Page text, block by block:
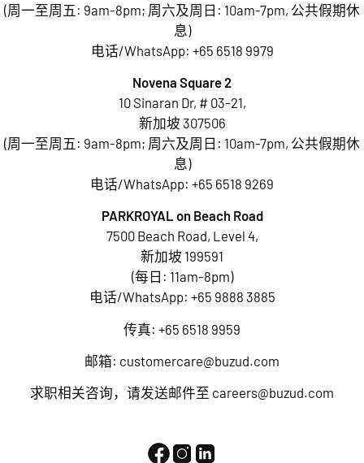
(周一至周五: 9am-8pm; 周六及周日: 10am-7pm, 公共假期休
息)
电话/WhatsApp: +65 6518 9979
Novena Square 2
10 Sinaran Dr, # 03-21,
新加坡 307506
(周一至周五: 9am-8pm; 周六及周日: 10am-7pm, 公共假期休
息)
电话/WhatsApp: +65 6518 9269
PARKROYAL on Beach Road
7500 Beach Road, Level 4,
新加坡 199591
(每日: 11am-8pm)
电话/WhatsApp: +65 9888 3885
传真: +65 6518 9959
邮箱: customercare@buzud.com
求职相关咨询，请发送邮件至 careers@buzud.com